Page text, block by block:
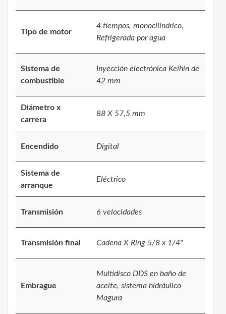
Tipo de motor
4 tiempos, monocilíndrico,
Refrigerada por agua
Sistema de
combustible
Inyección electrónica Keihin de
42 mm
Diámetro x
carrera
88 X 57,5 mm
Encendido Digital
Sistema de
arranque
Eléctrico
Transmisión 6 velocidades
Transmisión final Cadena X Ring 5/8 x 1/4"
Embrague
Multidisco DDS en baño de
aceite, sistema hidráulico
Magura